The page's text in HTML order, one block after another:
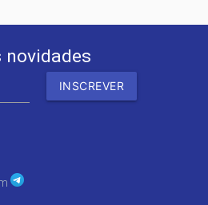
novidades